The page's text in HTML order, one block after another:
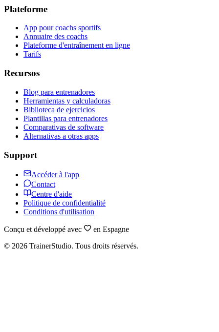
Plateforme
App pour coachs sportifs
Annuaire des coachs
Plateforme d'entraînement en ligne
Tarifs
Recursos
Blog para entrenadores
Herramientas y calculadoras
Biblioteca de ejercicios
Plantillas para entrenadores
Comparativas de software
Alternativas a otras apps
Support
Accéder à l'app
Contact
Centre d'aide
Politique de confidentialité
Conditions d'utilisation
Conçu et développé avec
en Espagne
© 2026 TrainerStudio. Tous droits réservés.